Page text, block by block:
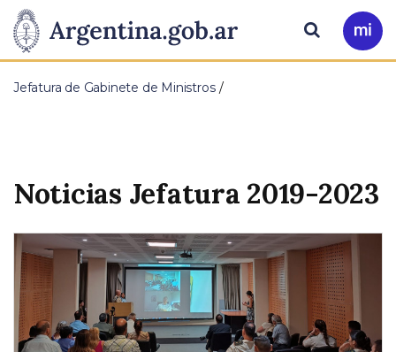
Presidencia
de
Pasar al contenido principal
Ir
a
Buscar
Jefatura de Gabinete de Ministros
Noticias Jefatura 2019-2023